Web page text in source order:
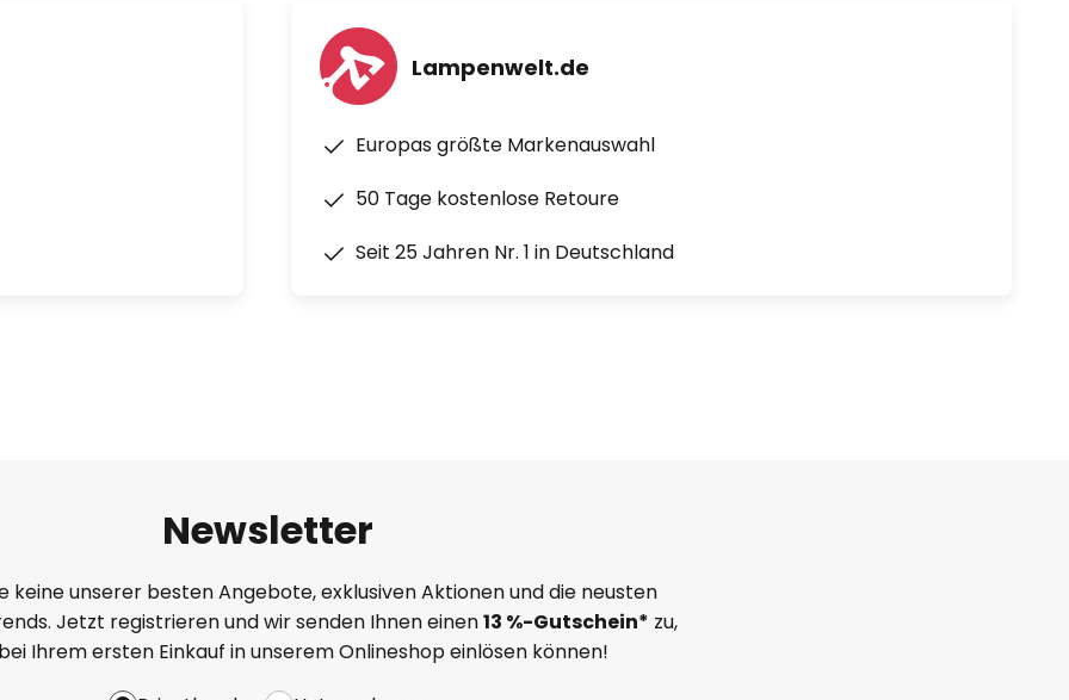
Lampenwelt.de
Europas größte Markenauswahl
50 Tage kostenlose Retoure
Seit 25 Jahren Nr. 1 in Deutschland
Newsletter
keine unserer besten Angebote, exklusiven Aktionen und die neusten
Jetzt registrieren und wir senden Ihnen einen13 %-Gutschein* zu,
Ihrem ersten Einkauf in unserem Onlineshop einlösen können!